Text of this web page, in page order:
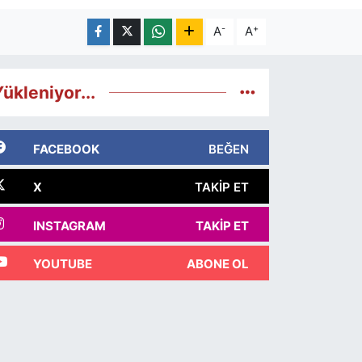
A- A+
FACEBOOK BEĞEN
X TAKIP ET
INSTAGRAM TAKIP ET
YOUTUBE ABONE OL